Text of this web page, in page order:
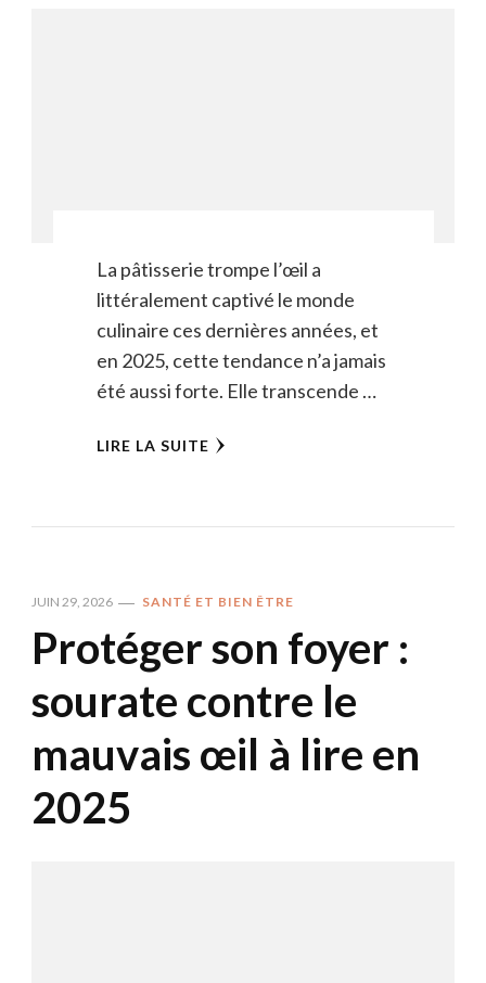
La pâtisserie trompe l’œil a
littéralement captivé le monde
culinaire ces dernières années, et
en 2025, cette tendance n’a jamais
été aussi forte. Elle transcende …
LIRE LA SUITE
JUIN 29, 2026 SANTÉ ET BIEN ÊTRE
Protéger son foyer :
sourate contre le
mauvais œil à lire en
2025